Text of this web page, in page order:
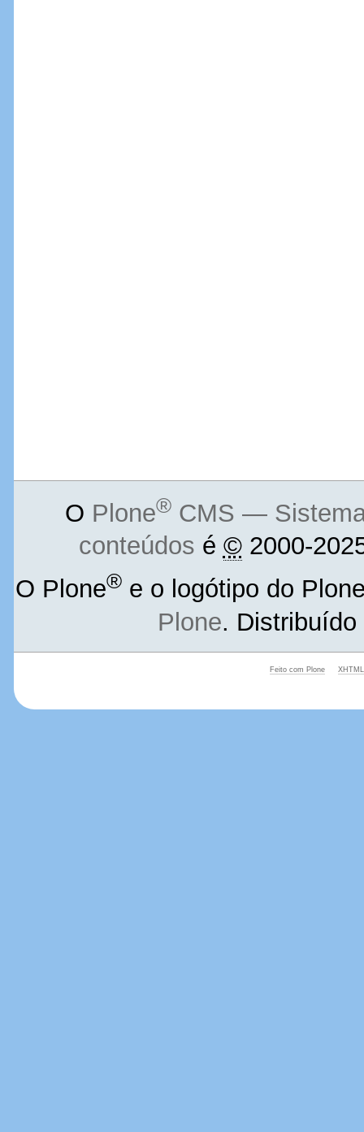
O Plone®CMS — Sistema
conteúdos é ©2000-
O Plone® e o logótipo do
Plone.
Feito com Plone